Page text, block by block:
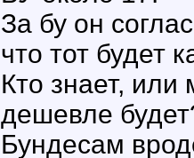
За бу он
что тот будет
Кто знает, или
дешевле
Бундесам